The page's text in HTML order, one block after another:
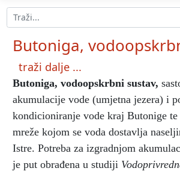
Butoniga,
traži dalje ...
Butoniga, vodoopskrbni sustav,
akumulacije vode (umjetna jezera) i
kondicioniranje vode kraj Butonige te
mreže kojom se voda dostavlja
Istre. Potreba za izgradnjom
je put obrađena u studiji